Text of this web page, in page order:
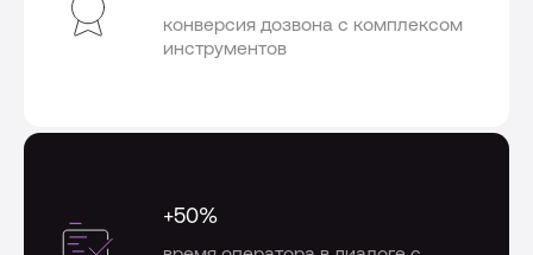
конверсия дозвона с комплексом
инструментов
+50%